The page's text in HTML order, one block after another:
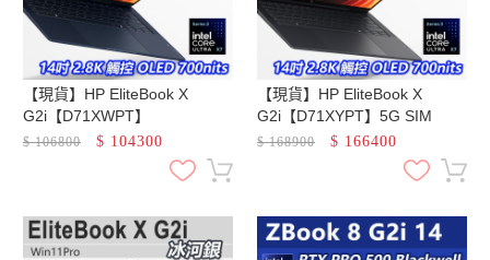
【現貨】HP EliteBook X
G2i【D71XWPT】
$106800 $ 104300
【現貨】HP EliteBook X
G2i【D71XYPT】5G SIM
$168900 $ 166400